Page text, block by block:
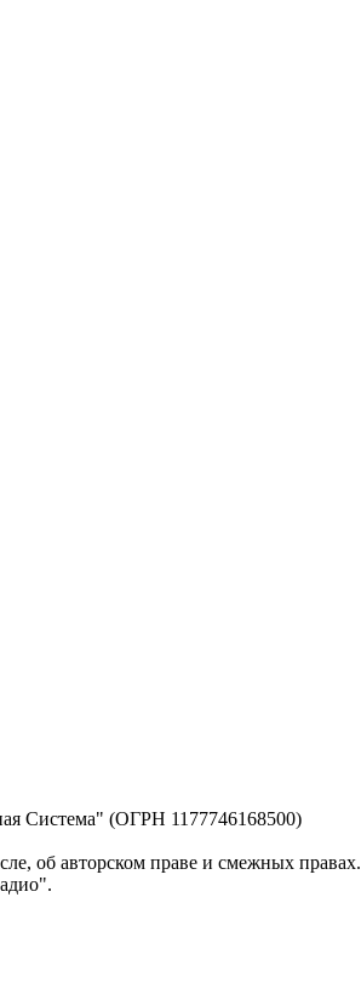
Система" (ОГРН 1177746168500)
об авторском праве и смежных правах.